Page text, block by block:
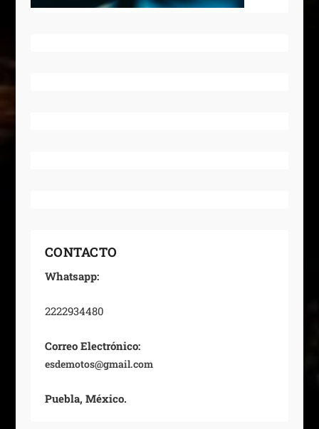
CONTACTO
Whatsapp:
2222934480
Correo Electrónico:
esdemotos@gmail.com
Puebla, México.